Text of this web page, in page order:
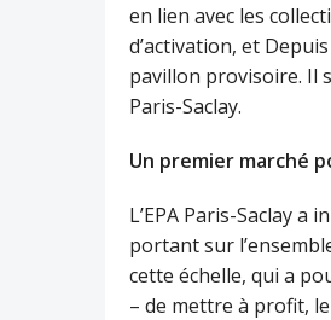
en lien avec les
d’activation, et
pavillon provisoire. Il
Paris-Saclay.
Un premier marché
L’EPA Paris-Saclay
portant sur
cette échelle, qui a
– de mettre à profit,